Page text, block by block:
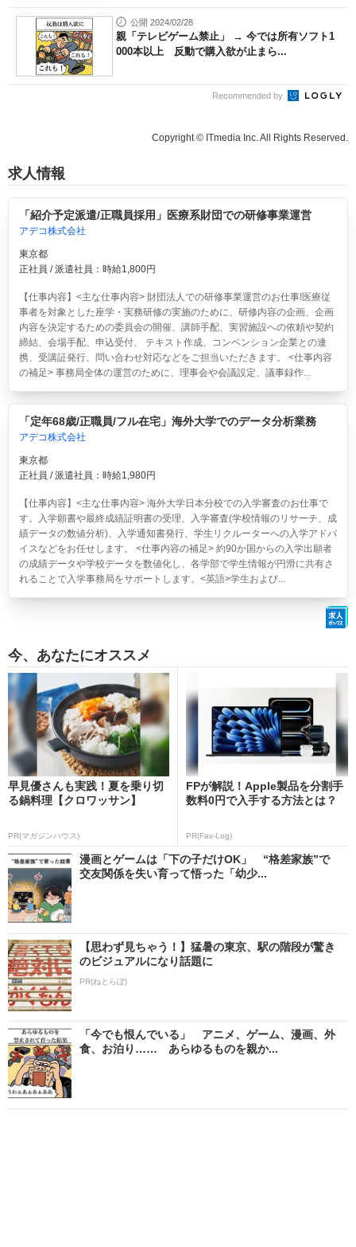
公開 2024/02/28
親「テレビゲーム禁止」 → 今では所有ソフト1
000本以上 反動で購入欲が止まら...
Recommended by
Copyright © ITmedia Inc. All Rights Reserved.
求人情報
「紹介予定派遣/正職員採用」医療系財団での研修事業運営
アデコ株式会社
東京都
正社員 / 派遣社員：時給1,800円
【仕事内容】<主な仕事内容> 財団法人での研修事業運営のお仕事!医療従
事者を対象とした座学・実務研修の実施のために、研修内容の企画、企画
内容を決定するための委員会の開催、講師手配、実習施設への依頼や契約
締結、会場手配、申込受付、 テキスト作成、コンベンション企業との連
携、受講証発行、問い合わせ対応などをご担当いただきます。 <仕事内容
の補足> 事務局全体の運営のために、理事会や会議設定、議事録作...
「定年68歳/正職員/フル在宅」海外大学でのデータ分析業務
アデコ株式会社
東京都
正社員 / 派遣社員：時給1,980円
【仕事内容】<主な仕事内容> 海外大学日本分校での入学審査のお仕事で
す。入学願書や最終成績証明書の受理、入学審査(学校情報のリサーチ、成
績データの数値分析)、入学通知書発行、学生リクルーターへの入学アドバ
イスなどをお任せします。 <仕事内容の補足> 約90か国からの入学出願者
の成績データや学校データを数値化し、各学部で学生情報が円滑に共有さ
れることで入学事務局をサポートします。<英語>学生および...
今、あなたにオススメ
早見優さんも実践！夏を乗り切
る鍋料理【クロワッサン】
PR(マガジンハウス)
FPが解説！Apple製品を分割手
数料0円で入手する方法とは？
PR(Fav-Log)
漫画とゲームは「下の子だけOK」 “格差家族”で
交友関係を失い育って悟った「幼少...
【思わず見ちゃう！】猛暑の東京、駅の階段が驚き
のビジュアルになり話題に
PR(ねとらぼ)
「今でも恨んでいる」 アニメ、ゲーム、漫画、外
食、お泊り…… あらゆるものを親か...